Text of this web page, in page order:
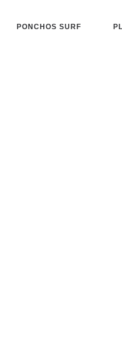
PONCHOS SURF